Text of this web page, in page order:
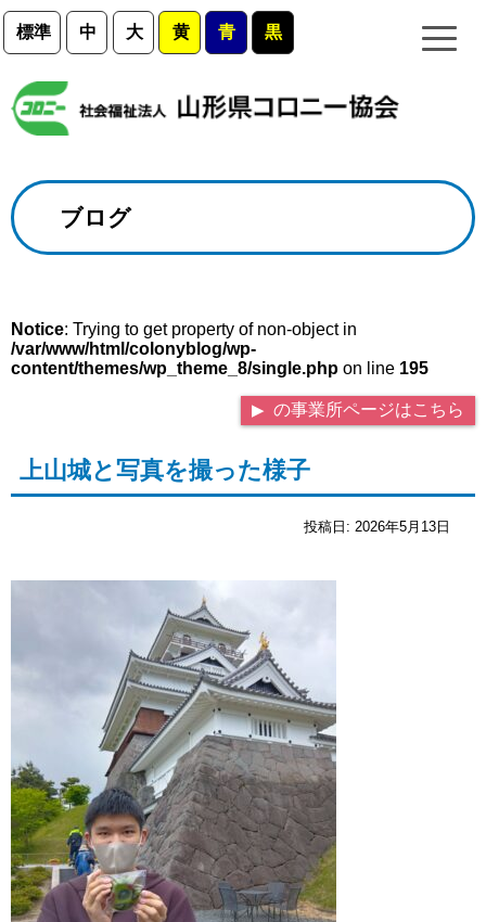
標準 中 大 黄 青 黒
ブログ
Notice: Trying to get property of non-object in
/var/www/html/colonyblog/wp-
content/themes/wp_theme_8/single.php on line 195
の事業所ページはこちら
上山城と写真を撮った様子
投稿日: 2026年5月13日